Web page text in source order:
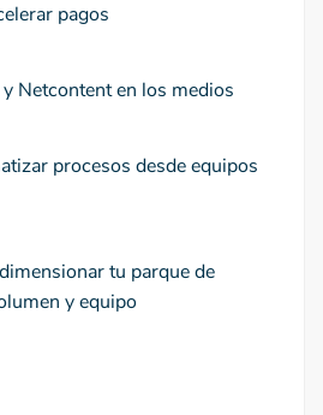
pagos
Netcontent en los medios
procesos desde equipos
tu parque de
y equipo